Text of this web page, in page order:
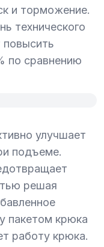
и торможение.
технического
повысить
по сравнению
улучшает
подъеме.
решая
пакетом крюка
работу крюка.